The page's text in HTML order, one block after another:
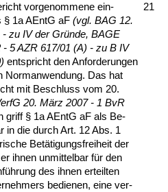
vor­ge­nom­me­ne ein­
§ 1a AEntG aF (vgl. BAG 12.
zu IV der Gründe, BA­GE
5 AZR 617/01 (A) - zu B IV
ent­spricht den An­for­de­run­gen
Nor­m­an­wen­dung. Das hat
mit Be­schluss vom 20.
20. März 2007 - 1 BvR
griff § 1a AEntG aF als Be­
in die durch Art. 12 Abs. 1
Betäti­gungs­frei­heit der
ih­nen un­mit­tel­bar für den
des ih­nen er­teil­ten
be­die­nen, ei­ne ver­
21